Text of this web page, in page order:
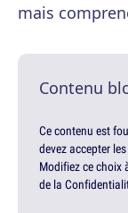
mais
Contenu
Ce contenu est
devez accepter
Modifiez ce choix
de la